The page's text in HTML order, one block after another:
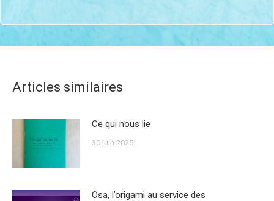
Articles similaires
Ce qui nous lie
30 juin 2025
Osa, l’origami au service des